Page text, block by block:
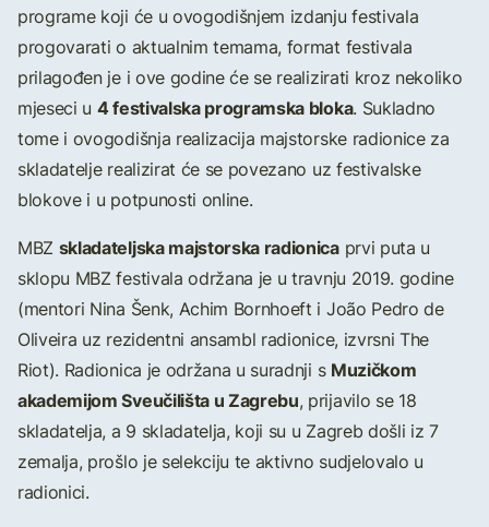
programe koji će u ovogodišnjem izdanju festivala
progovarati o aktualnim temama, format festivala
prilagođen je i ove godine će se realizirati kroz nekoliko
mjeseci u 4 festivalska programska bloka. Sukladno
tome i ovogodišnja realizacija majstorske radionice za
skladatelje realizirat će se povezano uz festivalske
blokove i u potpunosti online.
MBZ skladateljska majstorska radionicaprvi puta u
sklopu MBZ festivala održana je u travnju 2019. godine
(mentori Nina Šenk, Achim Bornhoeft i João Pedro de
Oliveira uz rezidentni ansambl radionice, izvrsni The
Riot). Radionica je održana u suradnji s Muzičkom
akademijom Sveučilišta u Zagrebu, prijavilo se 18
skladatelja, a 9 skladatelja, koji su u Zagreb došli iz 7
zemalja, prošlo je selekciju te aktivno sudjelovalo u
radionici.